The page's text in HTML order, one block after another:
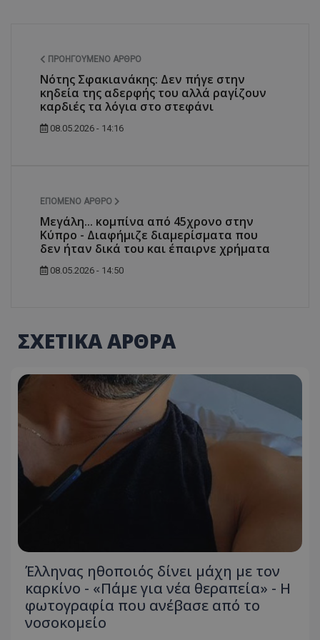
ΠΡΟΗΓΟΎΜΕΝΟ ΆΡΘΡΟ
Νότης Σφακιανάκης: Δεν πήγε στην
κηδεία της αδερφής του αλλά ραγίζουν
καρδιές τα λόγια στο στεφάνι
08.05.2026 - 14:16
ΕΠΌΜΕΝΟ ΆΡΘΡΟ
Μεγάλη... κομπίνα από 45χρονο στην
Κύπρο - Διαφήμιζε διαμερίσματα που
δεν ήταν δικά του και έπαιρνε χρήματα
08.05.2026 - 14:50
ΣΧΕΤΙΚΑ ΑΡΘΡΑ
Έλληνας ηθοποιός δίνει μάχη με τον
καρκίνο - «Πάμε για νέα θεραπεία» - Η
φωτογραφία που ανέβασε από το
νοσοκομείο